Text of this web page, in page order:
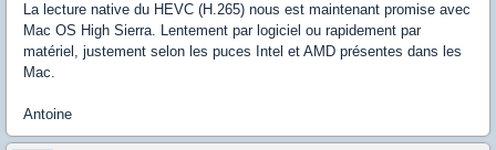
La lecture native du HEVC (H.265) nous est maintenant promise avec
Mac OS High Sierra. Lentement par logiciel ou rapidement par
matériel, justement selon les puces Intel et AMD présentes dans les
Mac.
Antoine